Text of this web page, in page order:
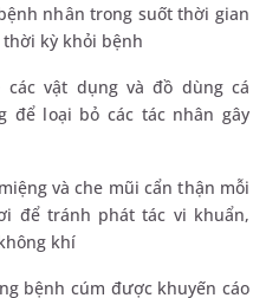
nhân trong suốt thời gian
kỳ khỏi bệnh
các vật dụng và đồ dùng cá
để loại bỏ các tác nhân gây
và che mũi cẩn thận mỗi
để tránh phát tác vi khuẩn,
khí
bệnh cúm được khuyến cáo